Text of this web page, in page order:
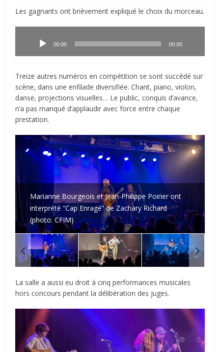
Les gagnants ont brièvement expliqué le choix du morceau.
00:00 00:00
Treize autres numéros en compétition se sont succédé sur
scène, dans une enfilade diversifiée. Chant, piano, violon,
danse, projections visuelles… Le public, conquis d’avance,
n’a pas manqué d’applaudir avec force entre chaque
prestation.
Marianne Bourgeois et Jean-Philippe Poirier ont
interprété “Cap Enragé” de Zachary Richard
(photo: CFIM)
La salle a aussi eu droit à cinq performances musicales
hors concours pendant la délibération des juges.